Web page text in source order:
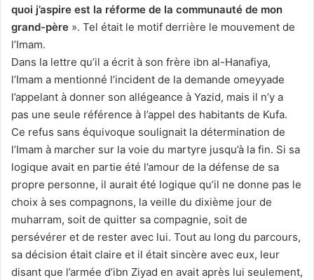
quoi j’aspire est la réforme de la communauté de mon
grand-père ». Tel était le motif derrière le mouvement de
l’Imam.
Dans la lettre qu’il a écrit à son frère ibn al-Hanafiya,
l’Imam a mentionné l’incident de la demande omeyyade
l’appelant à donner son allégeance à Yazid, mais il n’y a
pas une seule référence à l’appel des habitants de Kufa.
Ce refus sans équivoque soulignait la détermination de
l’Imam à marcher sur la voie du martyre jusqu’à la fin. Si sa
logique avait en partie été l’amour de la défense de sa
propre personne, il aurait été logique qu’il ne donne pas le
choix à ses compagnons, la veille du dixième jour de
muharram, soit de quitter sa compagnie, soit de
persévérer et de rester avec lui. Tout au long du parcours,
sa décision était claire et il était sincère avec eux, leur
disant que l’armée d’ibn Ziyad en avait après lui seulement,